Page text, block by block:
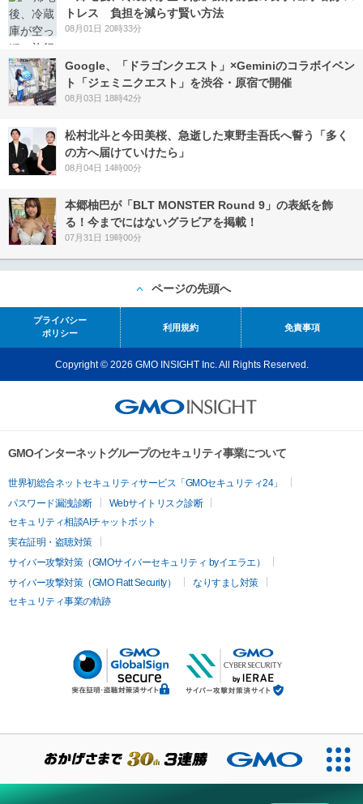
トレス 負担を減らす賢い方法
08月01日 20時33分
Google、「ドラゴンクエスト」×Geminiのコラボイベン
ト「ジェミニクエスト」を渋谷・原宿で開催
08月03日 18時42分
松村北斗と今田美桜、急逝した東野圭吾氏へ誓う「多く
の方へ届けていけたら」
08月04日 14時00分
本郷柚巴が「BLT MONSTER Round 9」の表紙を飾
る！今までにはないグラビアを掲載！
07月31日 19時00分
ページの先頭へ
プライバシー
ポリシー
利用規約 免責事項
Copyright © 2026 GMO INSIGHT Inc. All Rights Reserved.
GMOインターネットグループのセキュリティ事業について
世界初総合ネットセキュリティサービス「GMOセキュリティ24」
パスワード漏洩診断
Webサイトリスク診断
セキュリティ相談AIチャットボット
実在証明・盗聴対策
サイバー攻撃対策（GMOサイバーセキュリティ byイエラエ）
サイバー攻撃対策（GMO Flatt Security）
なりすまし対策
セキュリティ事業の軌跡